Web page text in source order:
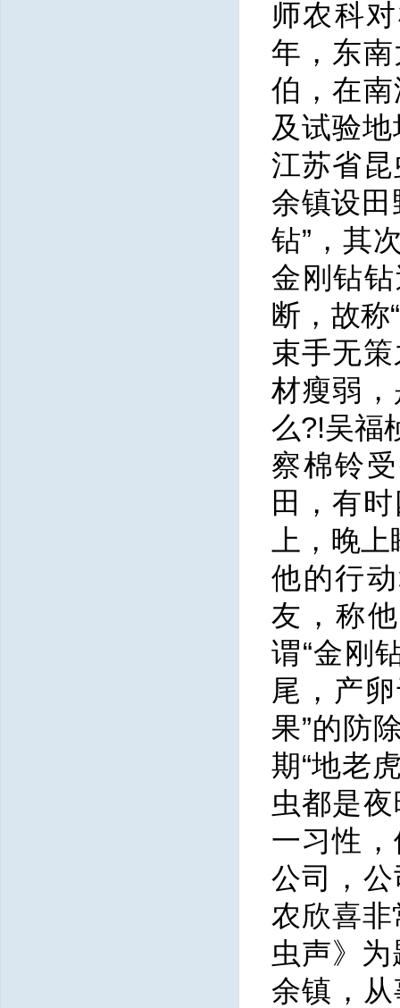
师农科
年，东
伯，在
及试验
江苏省
余镇设田
钻”，其
金刚钻
断，故称
束手无
材瘦弱
么?!吴福
察棉铃
田，有
上，晚
他的行
友，称
谓“金刚
尾，产
果”的防
期“地老
虫都是
一习性
公司，
农欣喜
虫声》
余镇，